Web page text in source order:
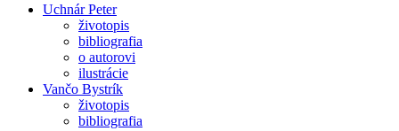
Uchnár Peter
životopis
bibliografia
o autorovi
ilustrácie
Vančo Bystrík
životopis
bibliografia